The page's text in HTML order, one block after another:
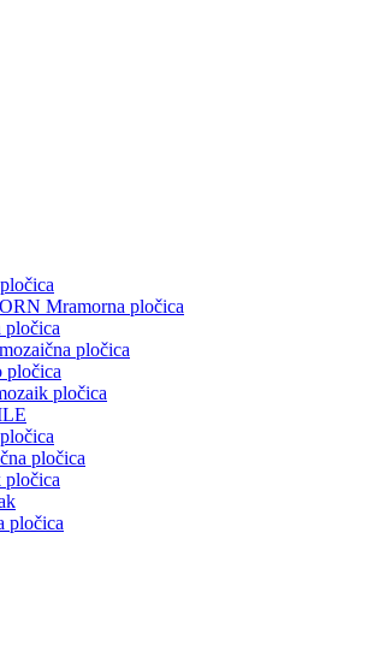
Mramorna pločica
pločica
pločica
pločica
pločica
pločica
pločica
pločica